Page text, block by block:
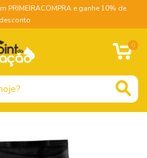
PRIMEIRACOMPRA e ganhe 10% de
desconto
0